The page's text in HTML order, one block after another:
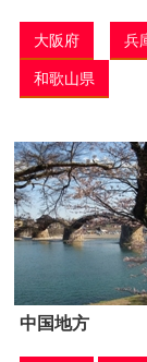
大阪府 兵
和歌山県
中国地方